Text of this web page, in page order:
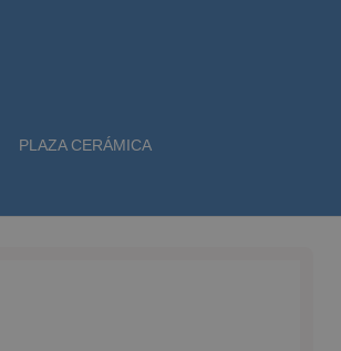
PLAZA CERÁMICA